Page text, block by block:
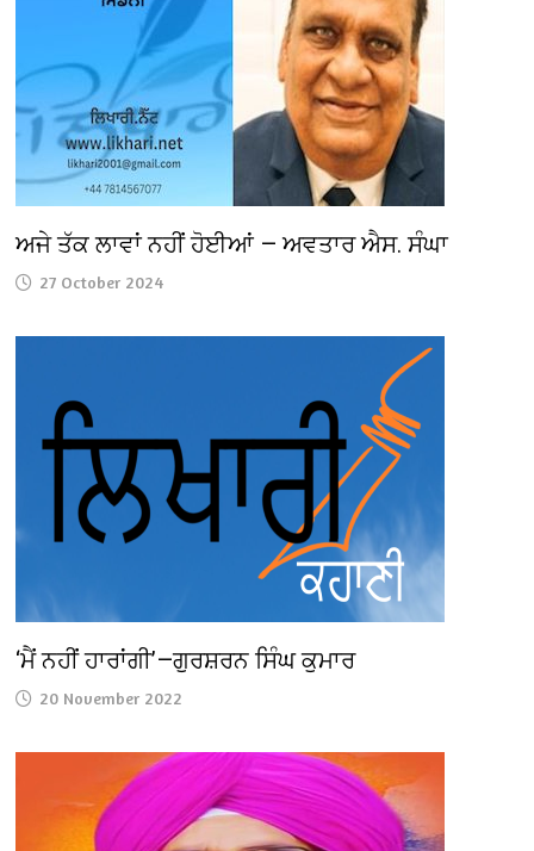
ਅਜੇ ਤੱਕ ਲਾਵਾਂ ਨਹੀਂ ਹੋਈਆਂ — ਅਵਤਾਰ ਐਸ. ਸੰਘਾ
27 October 2024
‘ਮੈਂ ਨਹੀਂ ਹਾਰਾਂਗੀ’—ਗੁਰਸ਼ਰਨ ਸਿੰਘ ਕੁਮਾਰ
20 November 2022